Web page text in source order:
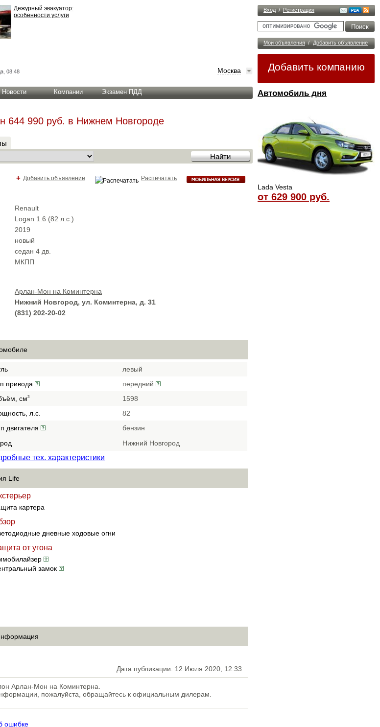
Вход / Регистрация
Мои объявления / Добавить объявление
Добавить компанию
Автомобиль дня
Lada Vesta
от 629 900 руб.
Дежурный эвакуатор:
особенности услуги
08:48 Москва
Новости Компании Экзамен ПДД
644 990 руб. в Нижнем Новгороде
Распечатать
+ Добавить объявление
Renault
Logan 1.6 (82 л.с.)
2019
новый
cедан 4 дв.
МКПП
Арлан-Мон на Коминтерна
Нижний Новгород, ул. Коминтерна, д. 31
(831) 202-20-02
левый
привода
передний
см3
1598
л.с.
82
двигателя
бензин
Нижний Новгород
тех. характеристики
Life
картера
дневные ходовые огни
от угона
замок
Дата публикации: 12 Июля 2020, 12:33
Арлан-Мон на Коминтерна.
пожалуйста, обращайтесь к официальным дилерам.
ошибке